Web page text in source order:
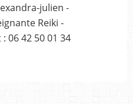
julien -
Reiki -
06 42 50 01 34